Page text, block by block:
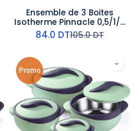
Ensemble de 3 Boites
Isotherme Pinnacle 0,5/1/2
L Beige
84.0 DT105.0DT
Promo